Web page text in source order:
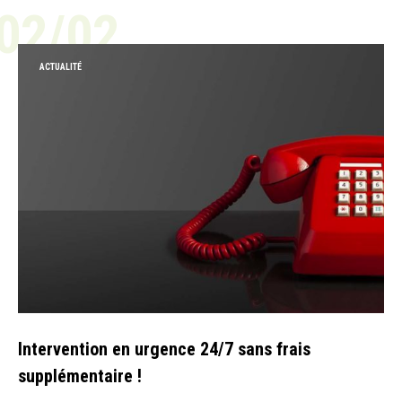
02
ACTUALITÉ
Intervention en urgence 24/7 sans frais
supplémentaire !